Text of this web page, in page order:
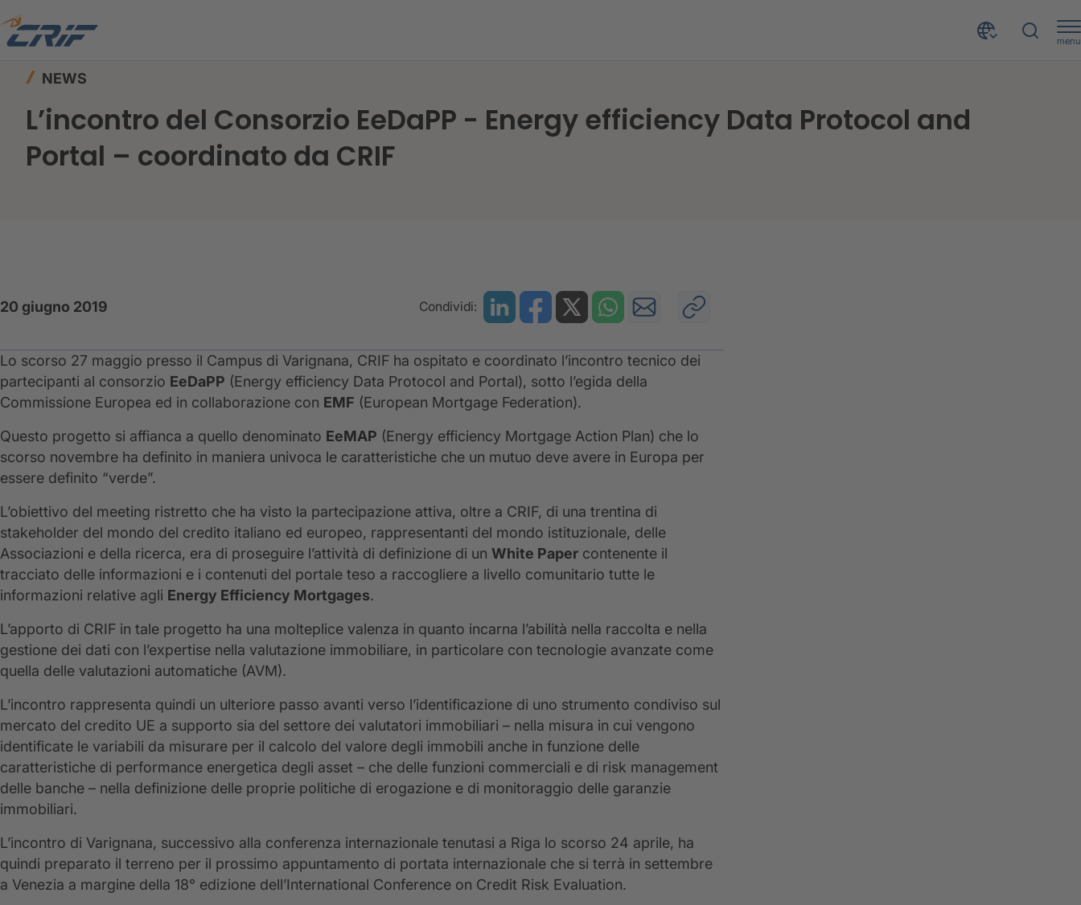
menu
Home
NEWS
L’incontro del Consorzio EeDaPP - Energy efficiency Data Protocol and
Portal – coordinato da CRIF
20 giugno 2019 Condividi:
Lo scorso 27 maggio presso il Campus di Varignana, CRIF ha ospitato e coordinato l’incontro tecnico dei
partecipanti al consorzio EeDaPP (Energy efficiency Data Protocol and Portal), sotto l’egida della
Commissione Europea ed in collaborazione con EMF (European Mortgage Federation).
Questo progetto si affianca a quello denominato EeMAP (Energy efficiency Mortgage Action Plan) che lo
scorso novembre ha definito in maniera univoca le caratteristiche che un mutuo deve avere in Europa per
essere definito “verde”.
L’obiettivo del meeting ristretto che ha visto la partecipazione attiva, oltre a CRIF, di una trentina di
stakeholder del mondo del credito italiano ed europeo, rappresentanti del mondo istituzionale, delle
Associazioni e della ricerca, era di proseguire l’attività di definizione di un White Paper contenente il
tracciato delle informazioni e i contenuti del portale teso a raccogliere a livello comunitario tutte le
informazioni relative agli Energy Efficiency Mortgages.
L’apporto di CRIF in tale progetto ha una molteplice valenza in quanto incarna l’abilità nella raccolta e nella
gestione dei dati con l’expertise nella valutazione immobiliare, in particolare con tecnologie avanzate come
quella delle valutazioni automatiche (AVM).
L’incontro rappresenta quindi un ulteriore passo avanti verso l’identificazione di uno strumento condiviso sul
mercato del credito UE a supporto sia del settore dei valutatori immobiliari – nella misura in cui vengono
identificate le variabili da misurare per il calcolo del valore degli immobili anche in funzione delle
caratteristiche di performance energetica degli asset – che delle funzioni commerciali e di risk management
delle banche – nella definizione delle proprie politiche di erogazione e di monitoraggio delle garanzie
immobiliari.
L’incontro di Varignana, successivo alla conferenza internazionale tenutasi a Riga lo scorso 24 aprile, ha
quindi preparato il terreno per il prossimo appuntamento di portata internazionale che si terrà in settembre
a Venezia a margine della 18° edizione dell’International Conference on Credit Risk Evaluation.